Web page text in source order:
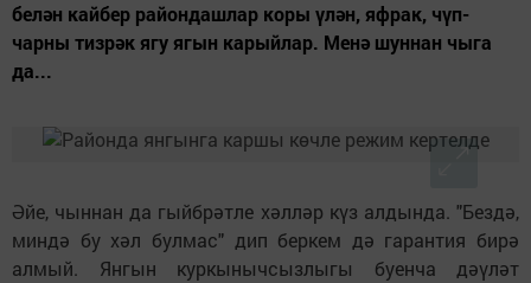
белән кайбер райондашлар коры үлән, яфрак, чүп-
чарны тизрәк ягу ягын карыйлар. Менә шуннан чыга
да...
Әйе, чыннан да гыйбрәтле хәлләр күз алдында. "Бездә,
миндә бу хәл булмас" дип беркем дә гарантия бирә
алмый. Янгын куркынычсызлыгы буенча дәүләт